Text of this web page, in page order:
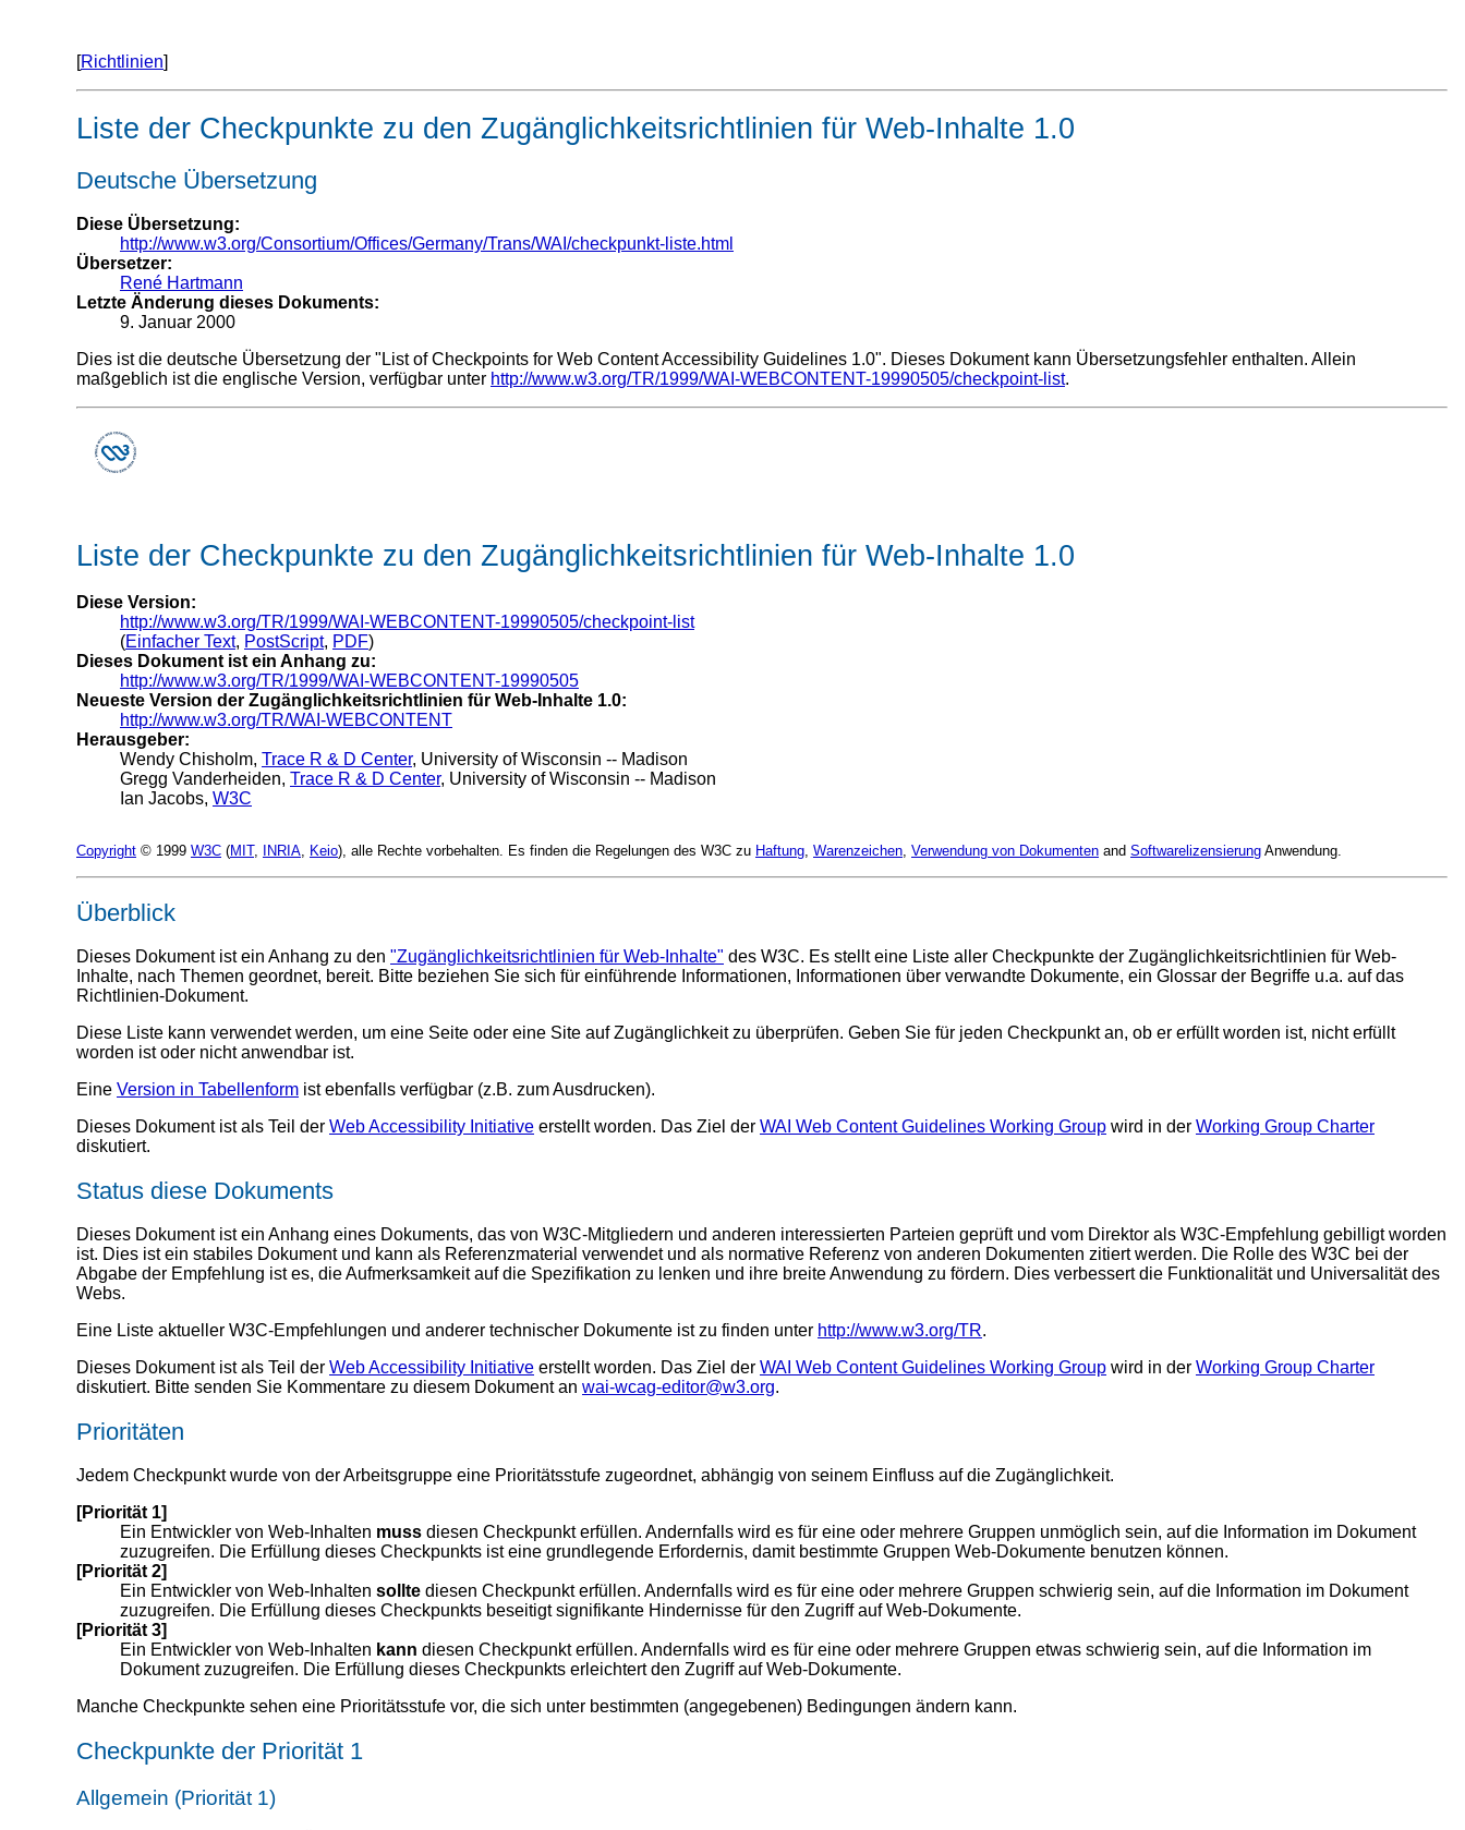
[Richtlinien]
Liste der Checkpunkte zu den Zugänglichkeitsrichtlinien für Web-Inhalte 1.0
Deutsche Übersetzung
Diese Übersetzung:
http://www.w3.org/Consortium/Offices/Germany/Trans/WAI/checkpunkt-liste.html
Übersetzer:
René Hartmann
Letzte Änderung dieses Dokuments:
9. Januar 2000
Dies ist die deutsche Übersetzung der "List of Checkpoints for Web Content Accessibility Guidelines 1.0". Dieses Dokument kann Übersetzungsfehler enthalten. Allein
maßgeblich ist die englische Version, verfügbar unter http://www.w3.org/TR/1999/WAI-WEBCONTENT-19990505/checkpoint-list.
Liste der Checkpunkte zu den Zugänglichkeitsrichtlinien für Web-Inhalte 1.0
Diese Version:
http://www.w3.org/TR/1999/WAI-WEBCONTENT-19990505/checkpoint-list
(Einfacher Text, PostScript, PDF)
Dieses Dokument ist ein Anhang zu:
http://www.w3.org/TR/1999/WAI-WEBCONTENT-19990505
Neueste Version der Zugänglichkeitsrichtlinien für Web-Inhalte 1.0:
http://www.w3.org/TR/WAI-WEBCONTENT
Herausgeber:
Wendy Chisholm, Trace R & D Center, University of Wisconsin -- Madison
Gregg Vanderheiden, Trace R & D Center, University of Wisconsin -- Madison
Ian Jacobs, W3C
Copyright © 1999 W3C (MIT, INRIA Keio), alle Rechte vorbehalten. Es finden die Regelungen des W3C zu Haftung Warenzeichen Verwendung von Dokumenten and Softwarelizensierung Anwendung.
Überblick
Dieses Dokument ist ein Anhang zu den "Zugänglichkeitsrichtlinien für Web-Inhalte" des W3C. Es stellt eine Liste aller Checkpunkte der Zugänglichkeitsrichtlinien für Web-
Inhalte, nach Themen geordnet, bereit. Bitte beziehen Sie sich für einführende Informationen, Informationen über verwandte Dokumente, ein Glossar der Begriffe u.a. auf das
Richtlinien-Dokument.
Diese Liste kann verwendet werden, um eine Seite oder eine Site auf Zugänglichkeit zu überprüfen. Geben Sie für jeden Checkpunkt an, ob er erfüllt worden ist, nicht erfüllt
worden ist oder nicht anwendbar ist.
Eine Version in Tabellenform ist ebenfalls verfügbar (z.B. zum Ausdrucken).
Dieses Dokument ist als Teil der Web Accessibility Initiative erstellt worden. Das Ziel der WAI Web Content Guidelines Working Group wird in der Working Group Charter
diskutiert.
Status diese Dokuments
Dieses Dokument ist ein Anhang eines Dokuments, das von W3C-Mitgliedern und anderen interessierten Parteien geprüft und vom Direktor als W3C-Empfehlung gebilligt worden
ist. Dies ist ein stabiles Dokument und kann als Referenzmaterial verwendet und als normative Referenz von anderen Dokumenten zitiert werden. Die Rolle des W3C bei der
Abgabe der Empfehlung ist es, die Aufmerksamkeit auf die Spezifikation zu lenken und ihre breite Anwendung zu fördern. Dies verbessert die Funktionalität und Universalität des
Webs.
Eine Liste aktueller W3C-Empfehlungen und anderer technischer Dokumente ist zu finden unter http://www.w3.org/TR.
Dieses Dokument ist als Teil der Web Accessibility Initiative erstellt worden. Das Ziel der WAI Web Content Guidelines Working Group wird in der Working Group Charter
diskutiert. Bitte senden Sie Kommentare zu diesem Dokument an wai-wcag-editor@w3.org.
Prioritäten
Jedem Checkpunkt wurde von der Arbeitsgruppe eine Prioritätsstufe zugeordnet, abhängig von seinem Einfluss auf die Zugänglichkeit.
[Priorität 1]
Ein Entwickler von Web-Inhalten muss diesen Checkpunkt erfüllen. Andernfalls wird es für eine oder mehrere Gruppen unmöglich sein, auf die Information im Dokument
zuzugreifen. Die Erfüllung dieses Checkpunkts ist eine grundlegende Erfordernis, damit bestimmte Gruppen Web-Dokumente benutzen können.
[Priorität 2]
Ein Entwickler von Web-Inhalten sollte diesen Checkpunkt erfüllen. Andernfalls wird es für eine oder mehrere Gruppen schwierig sein, auf die Information im Dokument
zuzugreifen. Die Erfüllung dieses Checkpunkts beseitigt signifikante Hindernisse für den Zugriff auf Web-Dokumente.
[Priorität 3]
Ein Entwickler von Web-Inhalten kann diesen Checkpunkt erfüllen. Andernfalls wird es für eine oder mehrere Gruppen etwas schwierig sein, auf die Information im
Dokument zuzugreifen. Die Erfüllung dieses Checkpunkts erleichtert den Zugriff auf Web-Dokumente.
Manche Checkpunkte sehen eine Prioritätsstufe vor, die sich unter bestimmten (angegebenen) Bedingungen ändern kann.
Checkpunkte der Priorität 1
Allgemein (Priorität 1)